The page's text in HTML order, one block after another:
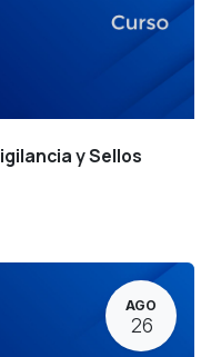
y Sellos
AGO
26